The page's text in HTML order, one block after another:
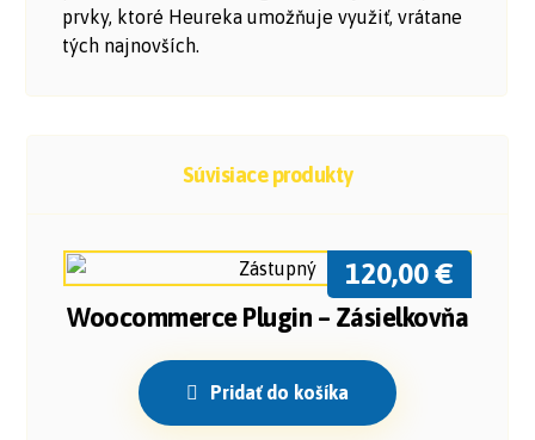
prvky, ktoré Heureka umožňuje využiť, vrátane
tých najnovších.
Súvisiace produkty
Woocommerce Plugin – Zásielkovňa
120,00€
Pridať do košíka